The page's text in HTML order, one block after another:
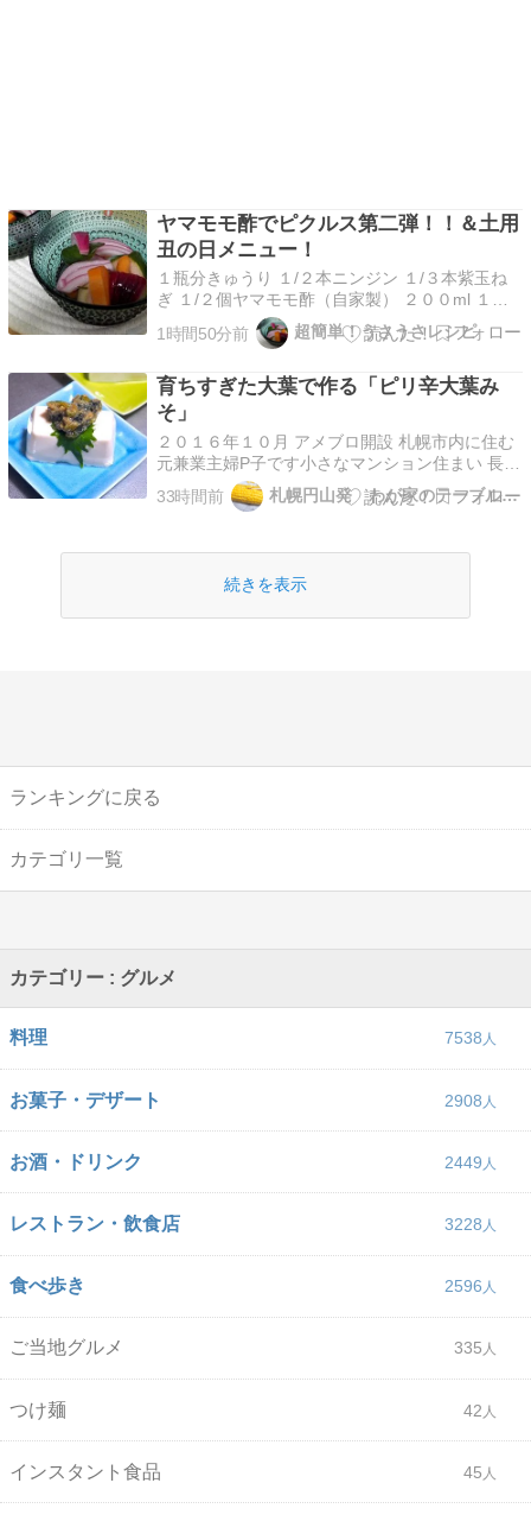
ヤマモモ酢でピクルス第二弾！！＆土用
丑の日メニュー！
１瓶分きゅうり １/２本ニンジン １/３本紫玉ね
ぎ １/２個ヤマモモ酢（自家製） ２００ml １．
きゅうりは、長めの乱切りにする ニンジンは、
５mm幅の輪切り、または半月切りにする２．紫
保存瓶に入れ、ヤマモモ酢を注ぐ ↓５．蓋をして
冷…
1時間50分前 超簡単！うさうさレシピ
育ちすぎた大葉で作る「ピリ辛大葉み
そ」
２０１６年１０月 アメブロ開設 札幌市内に住む
元兼業主婦P子です小さなマンション住まい 長い
事、フルタイムで働いてましたので夜に次の日の
用意をする習慣がなかなか治りません w下ごしら
大歓迎です！楽しく読ませていただいてますお返
33時間前 札幌円山発 わが家のテーブル便り
続きを表示
ランキングに戻る
カテゴリ一覧
カテゴリー : グルメ
料理 7538
お菓子・デザート 2908
お酒・ドリンク 2449
レストラン・飲食店 3228
食べ歩き 2596
ご当地グルメ 335
つけ麺 42
インスタント食品 45